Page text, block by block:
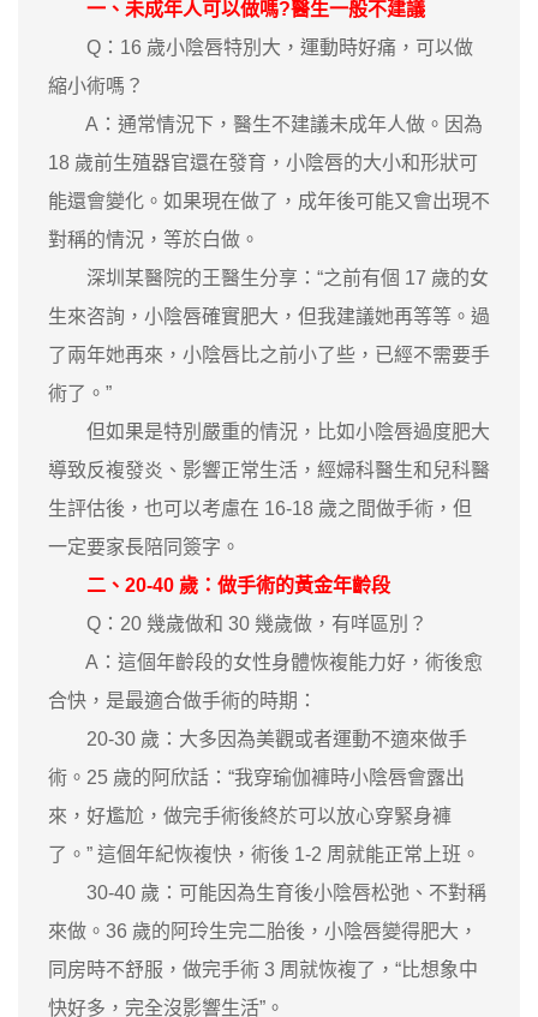
一、未成年人可以做嗎?醫生一般不建議
Q：16 歲小陰唇特別大，運動時好痛，可以做
縮小術嗎？
A：通常情況下，醫生不建議未成年人做。因為
18 歲前生殖器官還在發育，小陰唇的大小和形狀可
能還會變化。如果現在做了，成年後可能又會出現不
對稱的情況，等於白做。
深圳某醫院的王醫生分享：“之前有個 17 歲的女
生來咨詢，小陰唇確實肥大，但我建議她再等等。過
了兩年她再來，小陰唇比之前小了些，已經不需要手
術了。”
但如果是特別嚴重的情況，比如小陰唇過度肥大
導致反複發炎、影響正常生活，經婦科醫生和兒科醫
生評估後，也可以考慮在 16-18 歲之間做手術，但
一定要家長陪同簽字。
二、20-40 歲：做手術的黃金年齡段
Q：20 幾歲做和 30 幾歲做，有咩區別？
A：這個年齡段的女性身體恢複能力好，術後愈
合快，是最適合做手術的時期：
20-30 歲：大多因為美觀或者運動不適來做手
術。25 歲的阿欣話：“我穿瑜伽褲時小陰唇會露出
來，好尷尬，做完手術後終於可以放心穿緊身褲
了。” 這個年紀恢複快，術後 1-2 周就能正常上班。
30-40 歲：可能因為生育後小陰唇松弛、不對稱
來做。36 歲的阿玲生完二胎後，小陰唇變得肥大，
同房時不舒服，做完手術 3 周就恢複了，“比想象中
快好多，完全沒影響生活”。